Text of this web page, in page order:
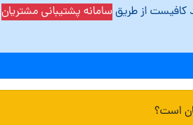
کافیست از طریقسامانه پشتیبانی مشتریان
است؟